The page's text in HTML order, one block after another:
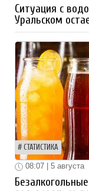
Ситуация с
Уральском
СТАТИСТИКА
08:07 | 5 августа